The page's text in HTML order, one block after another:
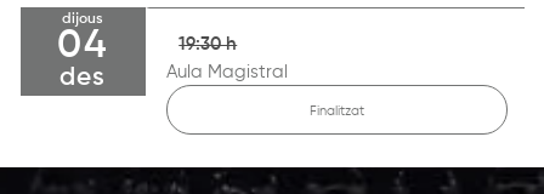
dijous
04
des
19:30 h
Aula Magistral
Finalitzat